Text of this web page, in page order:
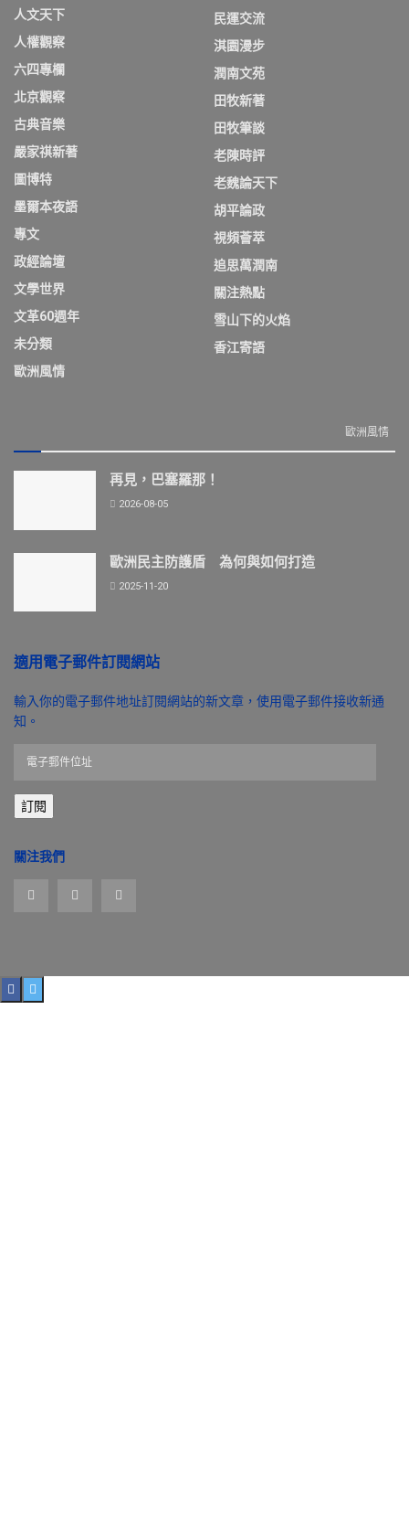
人文天下
人權觀察
六四專欄
北京觀察
古典音樂
嚴家祺新著
圖博特
墨爾本夜語
專文
政經論壇
文學世界
文革60週年
未分類
歐洲風情
民運交流
淇園漫步
潤南文苑
田牧新著
田牧筆談
老陳時評
老魏論天下
胡平論政
視頻薈萃
追思萬潤南
關注熱點
雪山下的火焰
香江寄語
歐洲風情
再見，巴塞羅那！
2026-08-05
歐洲民主防護盾 為何與如何打造
2025-11-20
適用電子郵件訂閱網站
輸入你的電子郵件地址訂閱網站的新文章，使用電子郵件接收新通
知。
郵
件
址
訂閱
關注我們